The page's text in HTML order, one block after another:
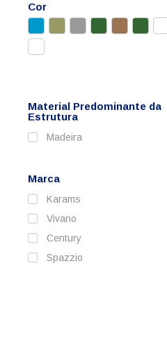
Cor
Material Predominante da
Estrutura
Madeira
Marca
Karams
Vivano
Century
Spazzio